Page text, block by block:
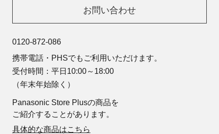
お問い合わせ
0120-872-086
携帯電話・PHSでもご利用いただけます。
受付時間：平日10:00～18:00
（年末年始除く）
Panasonic Store Plusの商品を
ご紹介することがあります。
具体的な商品はこちら